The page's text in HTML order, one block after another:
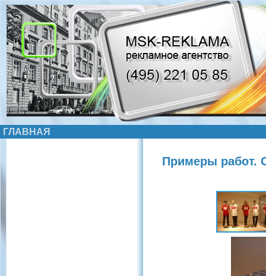
ГЛАВНАЯ
Примеры работ.